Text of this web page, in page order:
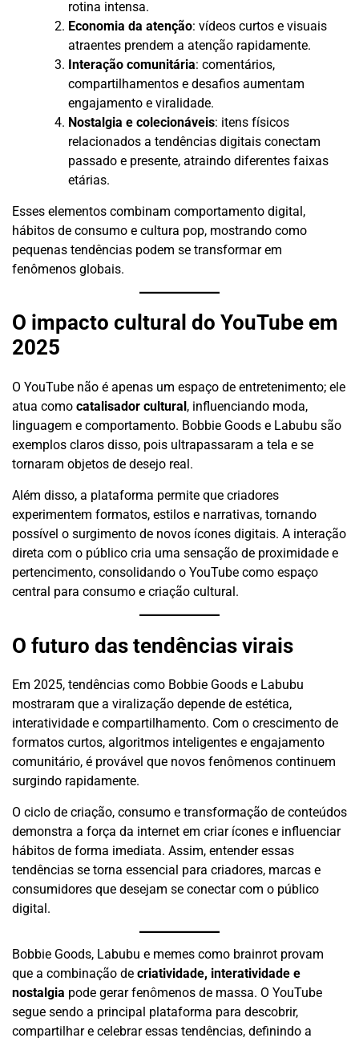
rotina intensa.
Economia da atenção: vídeos curtos e visuais
atraentes prendem a atenção rapidamente.
Interação comunitária: comentários,
compartilhamentos e desafios aumentam
engajamento e viralidade.
Nostalgia e colecionáveis: itens físicos
relacionados a tendências digitais conectam
passado e presente, atraindo diferentes faixas
etárias.
Esses elementos combinam comportamento digital,
hábitos de consumo e cultura pop, mostrando como
pequenas tendências podem se transformar em
fenômenos globais.
O impacto cultural do YouTube em
2025
O YouTube não é apenas um espaço de entretenimento; ele
atua como catalisador cultural, influenciando moda,
linguagem e comportamento. Bobbie Goods e Labubu são
exemplos claros disso, pois ultrapassaram a tela e se
tornaram objetos de desejo real.
Além disso, a plataforma permite que criadores
experimentem formatos, estilos e narrativas, tornando
possível o surgimento de novos ícones digitais. A interação
direta com o público cria uma sensação de proximidade e
pertencimento, consolidando o YouTube como espaço
central para consumo e criação cultural.
O futuro das tendências virais
Em 2025, tendências como Bobbie Goods e Labubu
mostraram que a viralização depende de estética,
interatividade e compartilhamento. Com o crescimento de
formatos curtos, algoritmos inteligentes e engajamento
comunitário, é provável que novos fenômenos continuem
surgindo rapidamente.
O ciclo de criação, consumo e transformação de conteúdos
demonstra a força da internet em criar ícones e influenciar
hábitos de forma imediata. Assim, entender essas
tendências se torna essencial para criadores, marcas e
consumidores que desejam se conectar com o público
digital.
Bobbie Goods, Labubu e memes como brainrot provam
que a combinação de criatividade, interatividade e
nostalgia pode gerar fenômenos de massa. O YouTube
segue sendo a principal plataforma para descobrir,
compartilhar e celebrar essas tendências, definindo a